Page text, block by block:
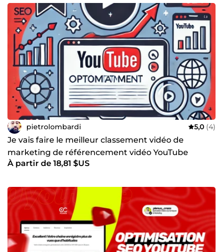
pietrolombardi 5,0 (4)
Je vais faire le meilleur classement vidéo de
marketing de référencement vidéo YouTube
À partir de 18,81 $US